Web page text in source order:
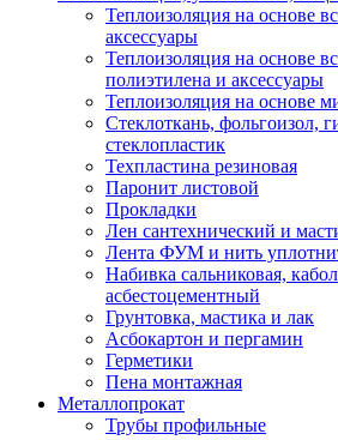
Теплоизоляция на основе
аксессуары
Теплоизоляция на основе
полиэтилена и аксессуары
Теплоизоляция на основе
Стеклоткань, фольгоизол,
стеклопластик
Техпластина резиновая
Паронит листовой
Прокладки
Лен сантехнический и
Лента ФУМ и нить
Набивка сальниковая,
асбестоцементный
Грунтовка, мастика и лак
Асбокартон и пергамин
Герметики
Пена монтажная
Металлопрокат
Трубы профильные